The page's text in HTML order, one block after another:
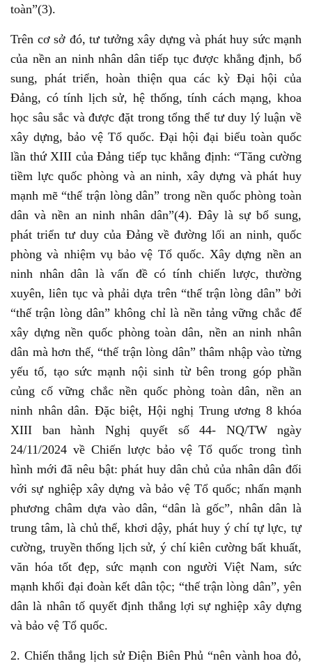
toàn”(3).
Trên cơ sở đó, tư tưởng xây dựng và phát huy sức mạnh
của nền an ninh nhân dân tiếp tục được khẳng định, bổ
sung, phát triển, hoàn thiện qua các kỳ Đại hội của
Đảng, có tính lịch sử, hệ thống, tính cách mạng, khoa
học sâu sắc và được đặt trong tổng thể tư duy lý luận về
xây dựng, bảo vệ Tổ quốc. Đại hội đại biểu toàn quốc
lần thứ XIII của Đảng tiếp tục khẳng định: “Tăng cường
tiềm lực quốc phòng và an ninh, xây dựng và phát huy
mạnh mẽ “thế trận lòng dân” trong nền quốc phòng toàn
dân và nền an ninh nhân dân”(4). Đây là sự bổ sung,
phát triển tư duy của Đảng về đường lối an ninh, quốc
phòng và nhiệm vụ bảo vệ Tổ quốc. Xây dựng nền an
ninh nhân dân là vấn đề có tính chiến lược, thường
xuyên, liên tục và phải dựa trên “thế trận lòng dân” bởi
“thế trận lòng dân” không chỉ là nền tảng vững chắc để
xây dựng nền quốc phòng toàn dân, nền an ninh nhân
dân mà hơn thế, “thế trận lòng dân” thâm nhập vào từng
yếu tố, tạo sức mạnh nội sinh từ bên trong góp phần
củng cố vững chắc nền quốc phòng toàn dân, nền an
ninh nhân dân. Đặc biệt, Hội nghị Trung ương 8 khóa
XIII ban hành Nghị quyết số 44- NQ/TW ngày
24/11/2024 về Chiến lược bảo vệ Tổ quốc trong tình
hình mới đã nêu bật: phát huy dân chủ của nhân dân đối
với sự nghiệp xây dựng và bảo vệ Tổ quốc; nhấn mạnh
phương châm dựa vào dân, “dân là gốc”, nhân dân là
trung tâm, là chủ thể, khơi dậy, phát huy ý chí tự lực, tự
cường, truyền thống lịch sử, ý chí kiên cường bất khuất,
văn hóa tốt đẹp, sức mạnh con người Việt Nam, sức
mạnh khối đại đoàn kết dân tộc; “thế trận lòng dân”, yên
dân là nhân tố quyết định thắng lợi sự nghiệp xây dựng
và bảo vệ Tổ quốc.
2. Chiến thắng lịch sử Điện Biên Phủ “nên vành hoa đỏ,